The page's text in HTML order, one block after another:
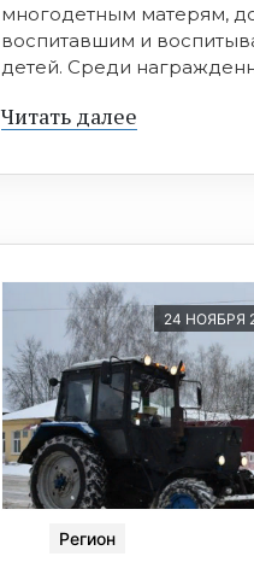
многодетным матерям,
воспитавшим и
детей. Среди
Читать далее
24 НОЯБРЯ
Регион